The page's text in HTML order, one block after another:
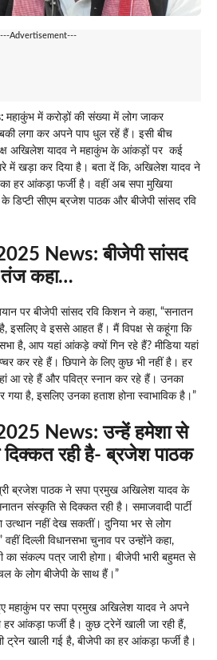
---Advertisement---
महाकुंभ में करोड़ों की संख्या में लोग जाकर
लगा कर अपने पाप धुल रहें हैं। इसी बीच
अखिलेश यादव ने महाकुंभ के आंकड़ों पर कई
में खड़ा कर दिया है। बता दें कि, अखिलेश यादव ने
हर आंकड़ा फर्जी है। वहीं अब सपा मुखिया
डिप्टी सीएम ब्रजेश पाठक और बीजेपी सांसद रवि
News: बीजेपी सांसद
तंज कहा…
पर बीजेपी सांसद रवि किशन ने कहा, “सनातन
है, इसलिए वे इससे आहत हैं। मैं विपक्ष से कहूंगा कि
है, आप यहां आंकड़े क्यों गिन रहे हैं? मीडिया यहां
कर रहे हैं। छिपाने के लिए कुछ भी नहीं है। हर
आ रहे हैं और पवित्र स्नान कर रहे हैं। उनका
गया है, इसलिए उनका हताश होना स्वाभाविक है।”
News: उन्हें हमेशा से
रही है- ब्रजेश पाठक
ब्रजेश पाठक ने सपा प्रमुख अखिलेश यादव के
संस्कृति से दिक्कत रही है। समाजवादी पार्टी
उत्थान नहीं देख सकतीं। दुनिया भर से लोग
दिल्ली विधानसभा चुनाव पर उन्होंने कहा,
संकल्प पत्र जारी होगा। बीजेपी भारी बहुमत से
के लोग बीजेपी के साथ हैं।”
महाकुंभ पर सपा प्रमुख अखिलेश यादव ने अपने
हर आंकड़ा फर्जी है। कुछ ट्रेनें खाली जा रही हैं,
ट्रेन खाली गई है, बीजेपी का हर आंकड़ा फर्जी है।